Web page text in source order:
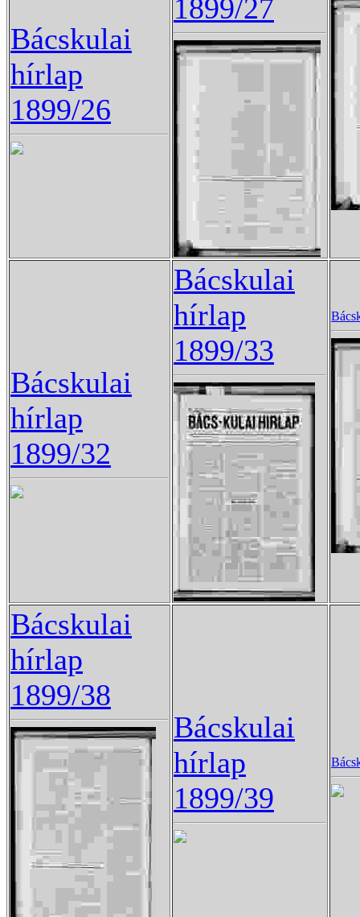
Bácskulai
hírlap
1899/26
1899/27
Bácskulai
hírlap
1899/32
Bácskulai
hírlap
1899/33
Bácskulai
hírlap
1899/38
Bácskulai
hírlap
1899/39